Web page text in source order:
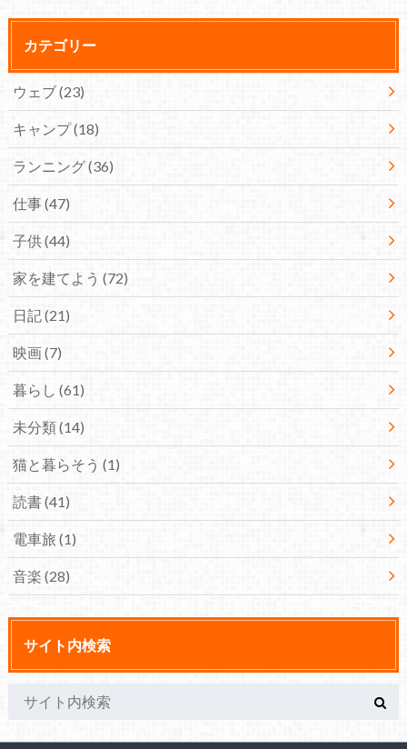
カテゴリー
ウェブ(23)
キャンプ(18)
ランニング(36)
仕事(47)
子供(44)
家を建てよう (72)
日記(21)
映画(7)
暮らし (61)
未分類(14)
猫と暮らそう (1)
読書(41)
電車旅 (1)
音楽 (28)
サイト内検索